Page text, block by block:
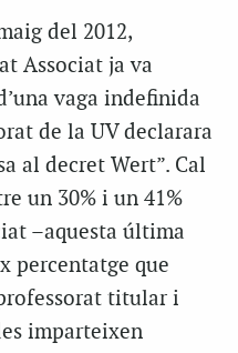
del 2012,
Associat ja va
vaga indefinida
de la UV declarara
al decret Wert”. Cal
un 30% i un 41%
–aquesta última
percentatge que
titular i
imparteixen